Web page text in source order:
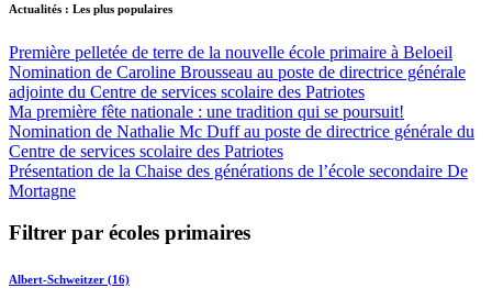
Actualités : Les plus populaires
Première pelletée de terre de la nouvelle école primaire à Beloeil
Nomination de Caroline Brousseau au poste de directrice générale
adjointe du Centre de services scolaire des Patriotes
Ma première fête nationale : une tradition qui se poursuit!
Nomination de Nathalie Mc Duff au poste de directrice générale du
Centre de services scolaire des Patriotes
Présentation de la Chaise des générations de l’école secondaire De
Mortagne
Filtrer par écoles primaires
Albert-Schweitzer (16)